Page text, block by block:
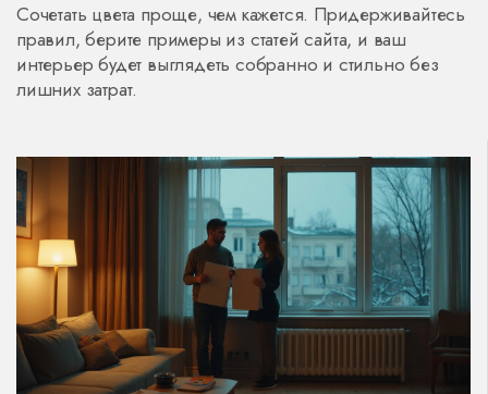
Сочетать цвета проще, чем кажется. Придерживайтесь
правил, берите примеры из статей сайта, и ваш
интерьер будет выглядеть собранно и стильно без
лишних затрат.